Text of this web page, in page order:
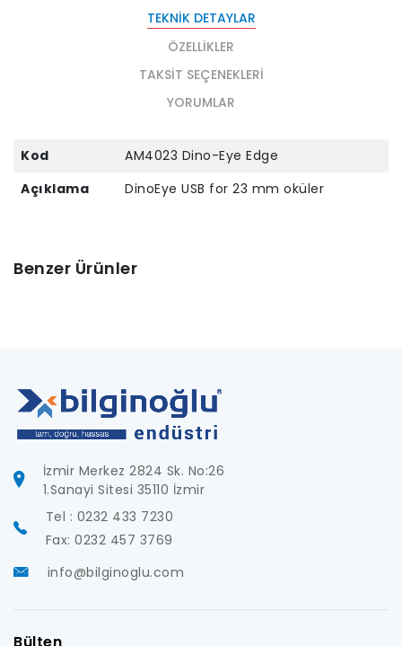
TEKNIK DETAYLAR
ÖZELLIKLER
TAKSIT SEÇENEKLERI
YORUMLAR
Kod
AM4023 Dino-Eye Edge
Açıklama
DinoEye USB for 23 mm oküler
Benzer Ürünler
İzmir Merkez 2824 Sk. No:26
1.Sanayi Sitesi 35110 İzmir
Tel : 0232 433 7230
Fax: 0232 457 3769
info@bilginoglu.com